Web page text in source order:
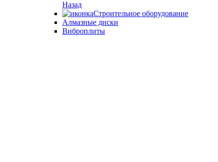
Назад
Строительное оборудование
Алмазные диски
Виброплиты